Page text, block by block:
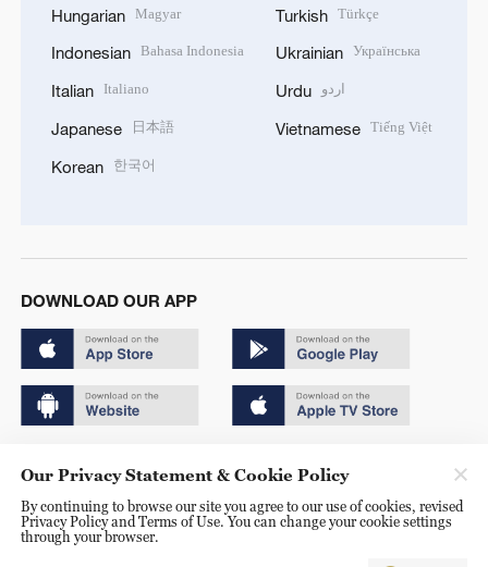
Hungarian Magyar
Indonesian Bahasa Indonesia
Italian Italiano
Japanese 日本語
Korean 한국어
Turkish Türkçe
Ukrainian Українська
Urdu اردو
Vietnamese Tiếng Việt
DOWNLOAD OUR APP
京ICP备20000184号
京公网安备 11010502050052号
Our Privacy Statement & Cookie Policy
By continuing to browse our site you agree to our use of cookies, revised
Privacy Policy and Terms of Use. You can change your cookie settings
through your browser.